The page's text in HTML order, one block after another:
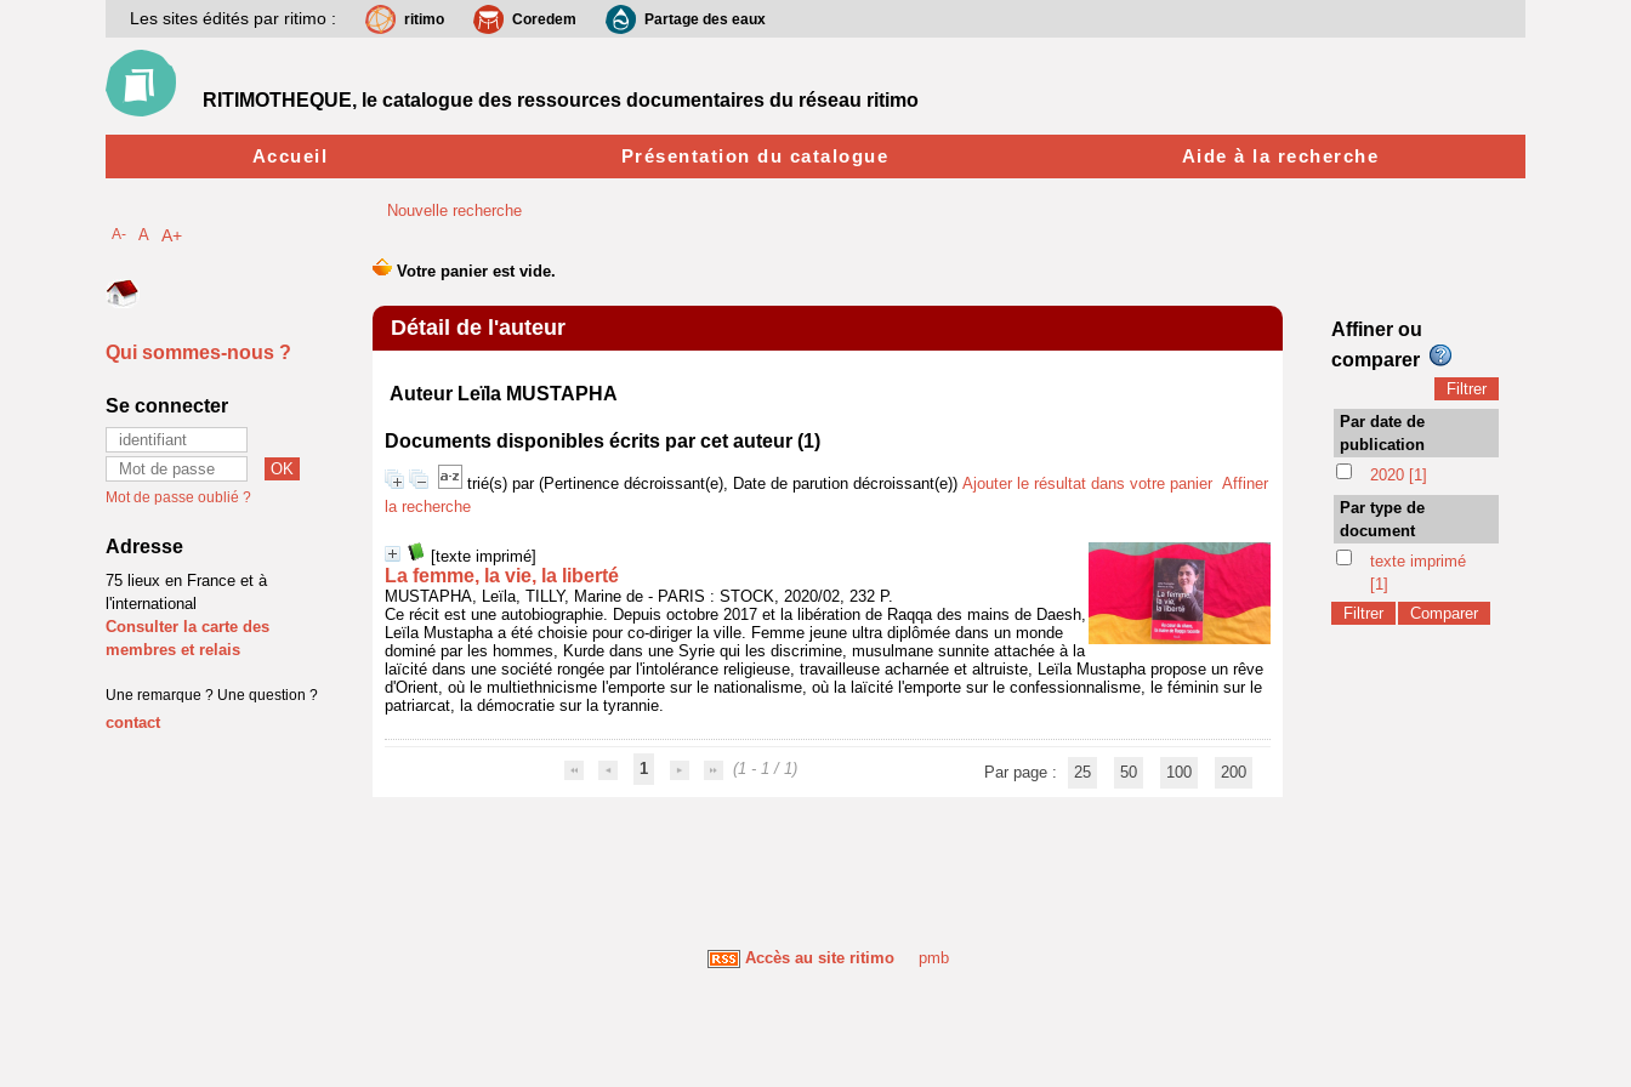
Nouvelle recherche
Détail de l'auteur
Auteur Leïla MUSTAPHA
Documents disponibles écrits par cet auteur (1)
trié(s) par (Pertinence décroissant(e), Date de parution décroissant(e)) Ajouter le résultat dans votre panier Affiner
la recherche
[texte imprimé]
La femme, la vie, la liberté
MUSTAPHA, Leïla, TILLY, Marine de - PARIS : STOCK, 2020/02, 232 P.
Ce récit est une autobiographie. Depuis octobre 2017 et la libération de Raqqa des mains de Daesh,
Leïla Mustapha a été choisie pour co-diriger la ville. Femme jeune ultra diplômée dans un monde
dominé par les hommes, Kurde dans une Syrie qui les discrimine, musulmane sunnite attachée à la
laïcité dans une société rongée par l'intolérance religieuse, travailleuse acharnée et altruiste, Leïla Mustapha propose un rêve
d'Orient, où le multiethnicisme l'emporte sur le nationalisme, où la laïcité l'emporte sur le confessionnalisme, le féminin sur le
patriarcat, la démocratie sur la tyrannie.
1 (1 - 1 / 1) Par page : 25 50 100 200
Accès au site ritimo pmb
Les sites édités par ritimo : ritimo Coredem Partage des eaux
RITIMOTHEQUE, le catalogue des ressources documentaires du réseau ritimo
Accueil Présentation du catalogue Aide à la recherche
A- A A+
Qui sommes-nous ?
Se connecter
Mot de passe oublié ?
Adresse
75 lieux en France et à
l'international
Consulter la carte des
membres et relais
Une remarque ? Une question ?
contact
Affiner ou
comparer
Par date de
publication
2020 [1]
Par type de
document
texte imprimé
[1]